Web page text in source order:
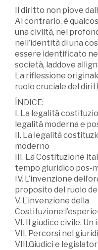
Il diritto non piove
Al contrario, è
una civiltà, nel
nell’identità di una
essere identificato
società, laddove
La riflessione
ruolo cruciale del
ÍNDICE:
I. La legalità
legalità moderna e
II. La legalità
moderno
III. La Costituzione
tempo giuridico pos-
IV. L’invenzione
proposito del ruolo
V. L’invenzione della
VI. Il giudice civile.
VII. Percorsi nel
VIII.Giudici e